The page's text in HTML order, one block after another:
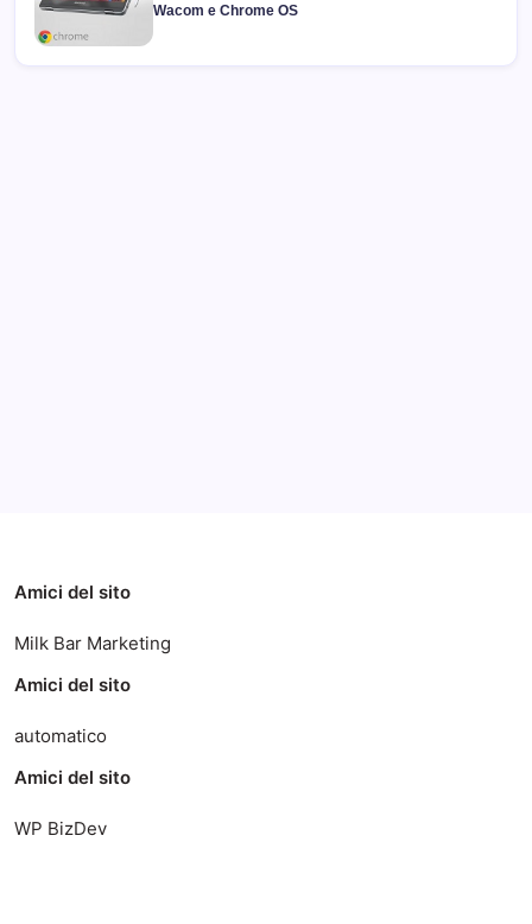
Wacom e Chrome OS
Amici del sito
Milk Bar Marketing
Amici del sito
automatico
Amici del sito
WP BizDev